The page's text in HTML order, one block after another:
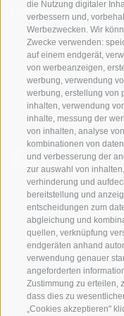
die Nutzung digitaler
verbessern und,
Werbezwecken. Wir
Zwecke verwenden:
auf einem endgerät,
von werbeanzeigen,
werbung, verwendung
werbung, erstellung von
inhalten, verwendung
inhalte, messung der
von inhalten, analyse
kombinationen von
und verbesserung der
zur auswahl von
verhinderung und
bereitstellung und
entscheidungen zum
abgleichung und
quellen, verknüpfung
endgeräten anhand
verwendung genauer
angeforderten
Zustimmung zu erteilen,
dass dies zu
„Cookies akzeptieren"
+39 0474
Südtirol
St. Martin 10a I-39030
Sei jederzeit
NEWSLETTER